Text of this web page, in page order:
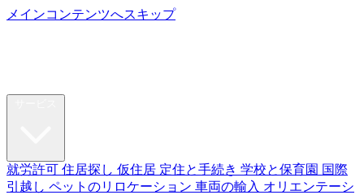
メインコンテンツへスキップ
就労許可 住居探し 仮住居 定住と手続き 学校と保育園 国際
引越し ペットのリロケーション 車両の輸入 オリエンテーシ